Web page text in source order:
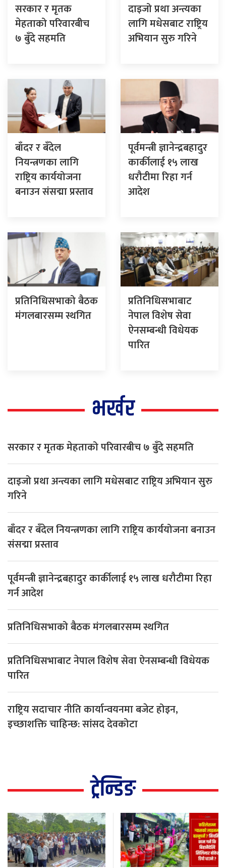
सरकार र मृतक
मेहताको परिवारबीच
७ बुँदे सहमति
दाइजो प्रथा अन्त्यका
लागि मधेसबाट राष्ट्रिय
अभियान सुरु गरिने
बाँदर र बँदेल
नियन्त्रणका लागि
राष्ट्रिय कार्ययोजना
बनाउन संसद्मा प्रस्ताव
पूर्वमन्त्री ज्ञानेन्द्रबहादुर
कार्कीलाई १५ लाख
धरौटीमा रिहा गर्न
आदेश
प्रतिनिधिसभाको बैठक
मंगलबारसम्म स्थगित
प्रतिनिधिसभाबाट
नेपाल विशेष सेवा
ऐनसम्बन्धी विधेयक
पारित
भर्खर
सरकार र मृतक मेहताको परिवारबीच ७ बुँदे सहमति
दाइजो प्रथा अन्त्यका लागि मधेसबाट राष्ट्रिय अभियान सुरु
गरिने
बाँदर र बँदेल नियन्त्रणका लागि राष्ट्रिय कार्ययोजना बनाउन
संसद्मा प्रस्ताव
पूर्वमन्त्री ज्ञानेन्द्रबहादुर कार्कीलाई १५ लाख धरौटीमा रिहा
गर्न आदेश
प्रतिनिधिसभाको बैठक मंगलबारसम्म स्थगित
प्रतिनिधिसभाबाट नेपाल विशेष सेवा ऐनसम्बन्धी विधेयक
पारित
राष्ट्रिय सदाचार नीति कार्यान्वयनमा बजेट होइन,
इच्छाशक्ति चाहिन्छ: सांसद देवकोटा
ट्रेन्डिङ